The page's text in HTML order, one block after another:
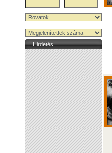
-
Hirdetés